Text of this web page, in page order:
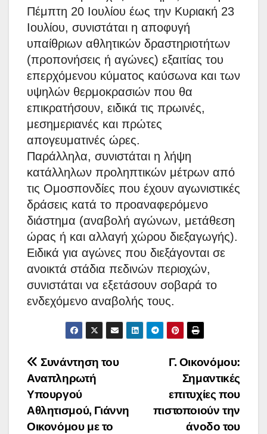
Πέμπτη 20 Ιουλίου έως την Κυριακή 23
Ιουλίου, συνιστάται η αποφυγή
υπαίθριων αθλητικών δραστηριοτήτων
(προπονήσεις ή αγώνες) εξαιτίας του
επερχόμενου κύματος καύσωνα και των
υψηλών θερμοκρασιών που θα
επικρατήσουν, ειδικά τις πρωινές,
μεσημεριανές και πρώτες
απογευματινές ώρες.
Παράλληλα, συνιστάται η λήψη
κατάλληλων προληπτικών μέτρων από
τις Ομοσπονδίες που έχουν αγωνιστικές
δράσεις κατά το προαναφερόμενο
διάστημα (αναβολή αγώνων, μετάθεση
ώρας ή και αλλαγή χώρου διεξαγωγής).
Ειδικά για αγώνες που διεξάγονται σε
ανοικτά στάδια πεδινών περιοχών,
συνιστάται να εξετάσουν σοβαρά το
ενδεχόμενο αναβολής τους.
Πλοήγηση
άρθρων
Γ. Οικονόμου:
Σημαντικές
επιτυχίες που
πιστοποιούν την
άνοδο του
Συνάντηση του
Αναπληρωτή
Υπουργού
Αθλητισμού, Γιάννη
Οικονόμου με το